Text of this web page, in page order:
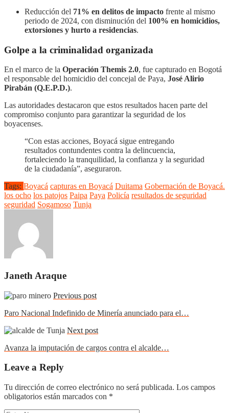
Reducción del 71% en delitos de impacto frente al mismo
periodo de 2024, con disminución del 100% en homicidios,
extorsiones y hurto a residencias.
Golpe a la criminalidad organizada
En el marco de la Operación Themis 2.0, fue capturado en Bogotá
el responsable del homicidio del concejal de Paya, José Alirio
Pirabán (Q.E.P.D.).
Las autoridades destacaron que estos resultados hacen parte del
compromiso conjunto para garantizar la seguridad de los
boyacenses.
“Con estas acciones, Boyacá sigue entregando
resultados contundentes contra la delincuencia,
fortaleciendo la tranquilidad, la confianza y la seguridad
de la ciudadanía”, aseguraron.
Tags: Boyacá capturas en Boyacá Duitama Gobernación de Boyacá.
los ocho los patojos Paipa Paya Policía resultados de seguridad
seguridad Sogamoso Tunja
Janeth Araque
Previous post
Paro Nacional Indefinido de Minería anunciado para el…
Next post
Avanza la imputación de cargos contra el alcalde…
Leave a Reply
Tu dirección de correo electrónico no será publicada. Los campos
obligatorios están marcados con *